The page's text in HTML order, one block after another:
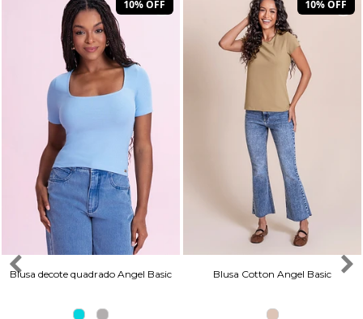
10% OFF
Blusa decote quadrado Angel Basic
10% OFF
Blusa Cotton Angel Basic